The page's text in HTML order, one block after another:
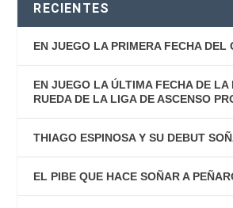
RECIENTES
EN JUEGO LA PRIMERA FECHA DEL
EN JUEGO LA ÚLTIMA FECHA DE LA
RUEDA DE LA LIGA DE ASCENSO
THIAGO ESPINOSA Y SU DEBUT
EL PIBE QUE HACE SOÑAR A